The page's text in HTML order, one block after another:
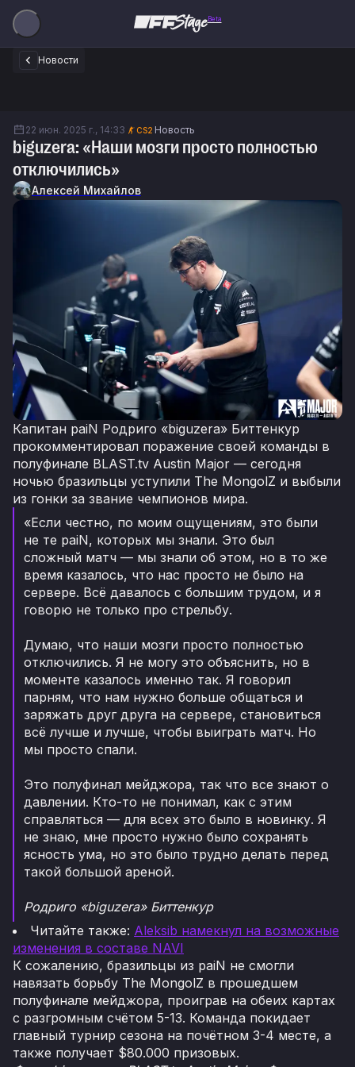
Beta
Новости
22 июн. 2025 г., 14:33 CS2 Новость
biguzera: «Наши мозги просто полностью
отключились»
Алексей Михайлов
Капитан paiN Родриго «biguzera» Биттенкур
прокомментировал поражение своей команды в
полуфинале BLAST.tv Austin Major — сегодня
ночью бразильцы уступили The MongolZ и выбыли
из гонки за звание чемпионов мира.
«Если честно, по моим ощущениям, это были
не те paiN, которых мы знали. Это был
сложный матч — мы знали об этом, но в то же
время казалось, что нас просто не было на
сервере. Всё давалось с большим трудом, и я
говорю не только про стрельбу.
Думаю, что наши мозги просто полностью
отключились. Я не могу это объяснить, но в
моменте казалось именно так. Я говорил
парням, что нам нужно больше общаться и
заряжать друг друга на сервере, становиться
всё лучше и лучше, чтобы выиграть матч. Но
мы просто спали.
Это полуфинал мейджора, так что все знают о
давлении. Кто-то не понимал, как с этим
справляться — для всех это было в новинку. Я
не знаю, мне просто нужно было сохранять
ясность ума, но это было трудно делать перед
такой большой ареной.
Родриго «biguzera» Биттенкур
Читайте также: Aleksib намекнул на возможные
изменения в составе NAVI
К сожалению, бразильцы из paiN не смогли
навязать борьбу The MongolZ в прошедшем
полуфинале мейджора, проиграв на обеих картах
с разгромным счётом 5-13. Команда покидает
главный турнир сезона на почётном 3-4 месте, а
также получает $80.000 призовых.